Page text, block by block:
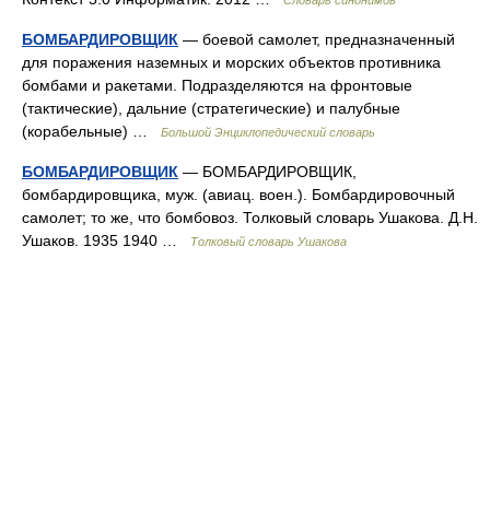
БОМБАРДИРОВЩИК — боевой самолет, предназначенный
для поражения наземных и морских объектов противника
бомбами и ракетами. Подразделяются на фронтовые
(тактические), дальние (стратегические) и палубные
(корабельные) …
Большой Энциклопедический словарь
БОМБАРДИРОВЩИК — БОМБАРДИРОВЩИК,
бомбардировщика, муж. (авиац. воен.). Бомбардировочный
самолет; то же, что бомбовоз. Толковый словарь Ушакова. Д.Н.
Ушаков. 1935 1940 …
Толковый словарь Ушакова